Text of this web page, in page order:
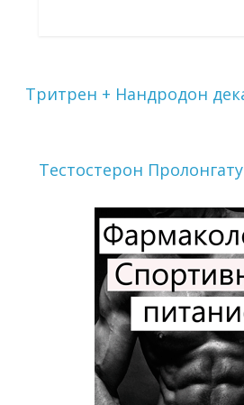
Тритрен + Нандродон
Тестостерон